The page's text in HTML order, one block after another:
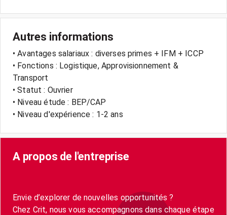
Autres informations
• Avantages salariaux : diverses primes + IFM + ICCP
• Fonctions : Logistique, Approvisionnement &
Transport
• Statut : Ouvrier
• Niveau étude : BEP/CAP
• Niveau d'expérience : 1-2 ans
A propos de l'entreprise
Envie d’explorer de nouvelles opportunités ?
Chez Crit, nous vous accompagnons dans chaque étape